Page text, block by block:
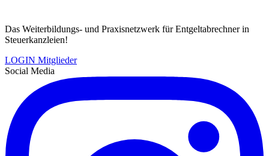
Das Weiterbildungs- und Praxisnetzwerk für Entgeltabrechner in
Steuerkanzleien!
LOGIN Mitglieder
Social Media